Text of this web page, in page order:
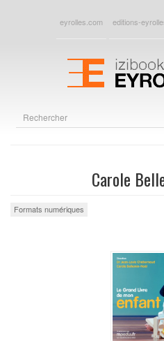
eyrolles.com editions-
Carole
Formats numériques